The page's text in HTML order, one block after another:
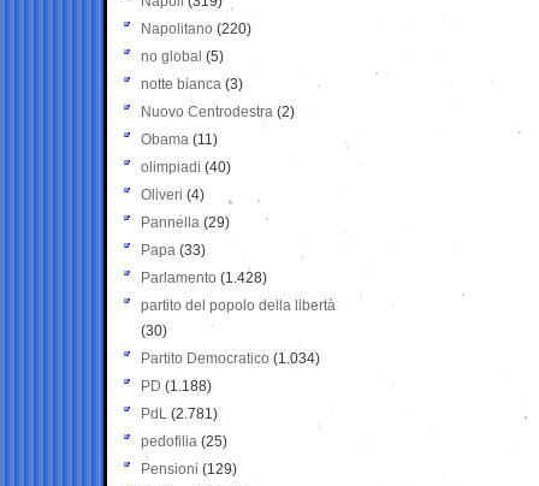
Napolitano (220)
no global (5)
notte bianca (3)
Nuovo Centrodestra (2)
Obama (11)
olimpiadi (40)
Oliveri (4)
Pannella (29)
Papa (33)
Parlamento (1.428)
partito del popolo della libertà
(30)
Partito Democratico (1.034)
PD (1.188)
PdL (2.781)
pedofilia (25)
Pensioni (129)